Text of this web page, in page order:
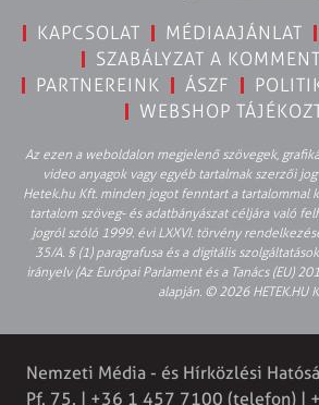
KAPCSOLAT MÉDIAAJÁNLAT
SZABÁLYZAT A
PARTNEREINK
ÁSZF
WEBSHOP
Az ezen a weboldalon megjelenő szövegek,
video anyagok vagy egyéb tartalmak szerzői
Hetek.hu Kft. minden jogot fenntart a tartalommal
tartalom szöveg- és adatbányászat céljára való
jogról szóló 1999. évi LXXVI. törvény
35/A. § (1) paragrafusa és a digitális
irányelv (Az Európai Parlament és a Tanács (EU)
alapján. © 2026 HETEK.HU
Nemzeti Média - és Hírközlési
Pf. 75. | +36 1 457 7100 (telefon) |